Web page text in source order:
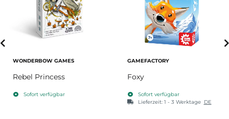
WONDERBOW GAMES
Rebel Princess
Sofort verfügbar
GAMEFACTORY
Foxy
Sofort verfügbar
Lieferzeit: 1 - 3 Werktage DE